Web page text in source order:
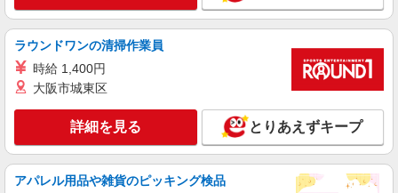
ラウンドワンの清掃作業員
時給 1,400円
大阪市城東区
詳細を見る とりあえずキープ
アパレル用品や雑貨のピッキング検品